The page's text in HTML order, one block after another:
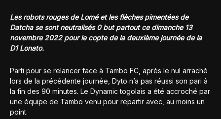
Les robots rouges de Lomé et les flèches pimentées de
Datcha se sont neutralisés 0 but partout ce dimanche 13
novembre 2022 pour le copte de la deuxième journée de la
D1 Lonato.
Parti pour se relancer face à Tambo FC, après le nul arraché
lors de la précédente journée, Dyto n’a pas réussi son pari à
la fin des 90 minutes. Le Dynamic togolais a été accroché par
une équipe de Tambo venu pour repartir avec, au moins un
point.